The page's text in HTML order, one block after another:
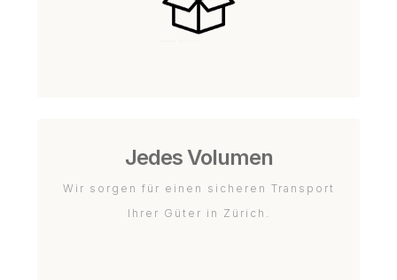
Jedes Volumen
Wir sorgen für einen sicheren Transport
Ihrer Güter in Zürich.